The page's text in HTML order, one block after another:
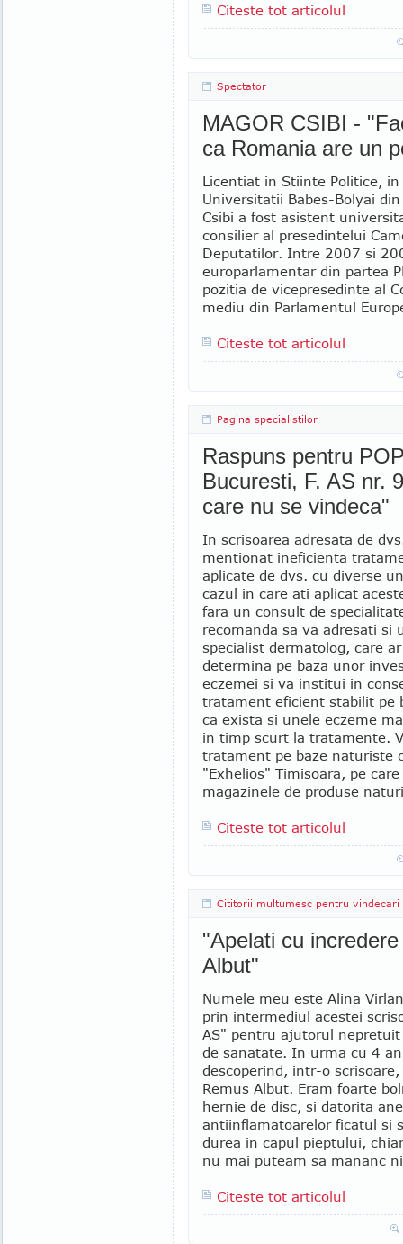
Citeste tot articolul
Spectator
MAGOR CSIBI -
ca Romania are un
Licentiat in Stiinte Politice, in
Universitatii Babes-Bolyai
Csibi a fost asistent
consilier al presedintelui
Deputatilor. Intre 2007 si
europarlamentar din partea
pozitia de vicepresedinte al
mediu din Parlamentul
Citeste tot articolul
Pagina specialistilor
Raspuns pentru
Bucuresti, F. AS nr.
care nu se vindeca"
In scrisoarea adresata de
mentionat ineficienta
aplicate de dvs. cu diverse
cazul in care ati aplicat
fara un consult de
recomanda sa va adresati si
specialist dermatolog, care
determina pe baza unor
eczemei si va institui in
tratament eficient stabilit pe
ca exista si unele eczeme
in timp scurt la tratamente.
tratament pe baze naturiste
"Exhelios" Timisoara, pe
magazinele de produse
Citeste tot articolul
Cititorii multumesc pentru vindecari
"Apelati cu
Albut"
Numele meu este Alina
prin intermediul acestei
AS" pentru ajutorul
de sanatate. In urma cu 4
descoperind, intr-o
Remus Albut. Eram foarte
hernie de disc, si datorita
antiinflamatoarelor ficatul si
durea in capul pieptului,
nu mai puteam sa mananc
Citeste tot articolul